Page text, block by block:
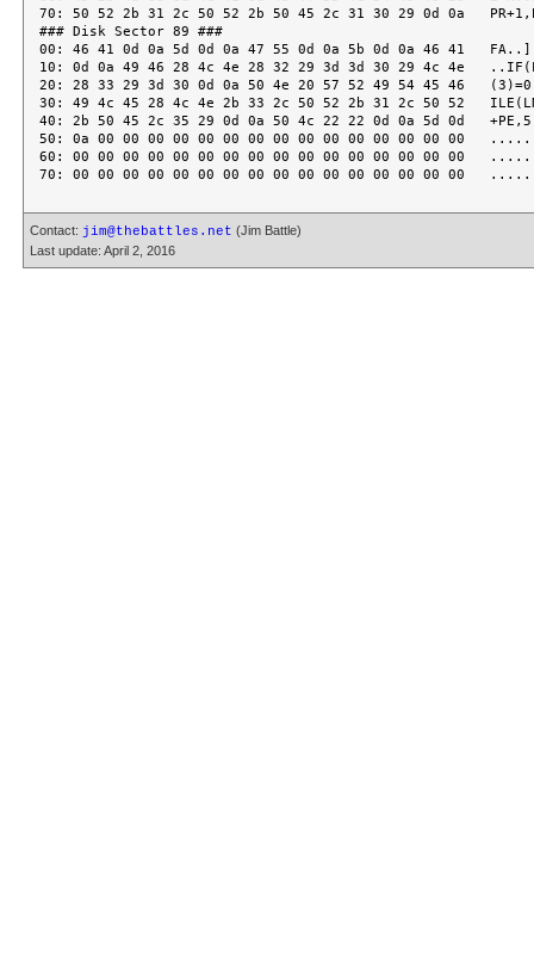
Contact: jim@thebattles.net (Jim Battle)
Last update: April 2, 2016